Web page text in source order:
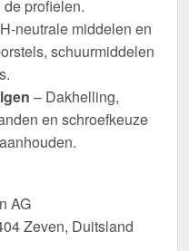
profielen.
neutrale middelen en
schuurmiddelen
– Dakhelling,
en schroefkeuze
AG
Zeven, Duitsland